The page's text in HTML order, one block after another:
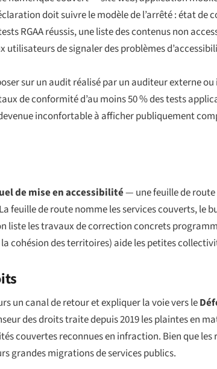
doit suivre le modèle de l’arrêté : état
RGAA réussis, une liste des contenus non
de signaler des problèmes
sur un audit réalisé par un auditeur externe
de conformité d’au moins 50 % des tests
inconfortable à afficher publiquement
de mise en accessibilité— une feuille de
feuille de route nomme les services couverts, le
les travaux de correction concrets
cohésion des territoires) aide les petites
un canal de retour et expliquer la voie vers le
des droits traite depuis 2019 les plaintes en
couvertes reconnues en infraction. Bien que
grandes migrations de services publics.